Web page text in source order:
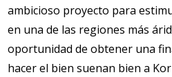
ambicioso proyecto para
en una de las regiones más
oportunidad de obtener una
hacer el bien suenan bien a